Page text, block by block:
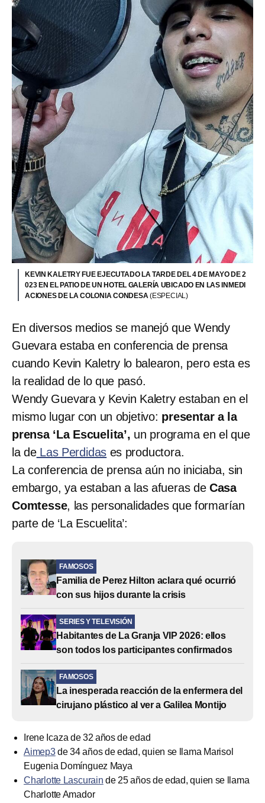
KEVIN KALETRY FUE EJECUTADO LA TARDE DEL 4 DE MAYO DE 2
023 EN EL PATIO DE UN HOTEL GALERÍA UBICADO EN LAS INMEDI
ACIONES DE LA COLONIA CONDESA(ESPECIAL)
En diversos medios se manejó que Wendy
Guevara estaba en conferencia de prensa
cuando Kevin Kaletry lo balearon, pero esta es
la realidad de lo que pasó.
Wendy Guevara y Kevin Kaletry estaban en el
mismo lugar con un objetivo: presentar a la
prensa ‘La Escuelita’, un programa en el que
la deLas Perdidas es productora.
La conferencia de prensa aún no iniciaba, sin
embargo, ya estaban a las afueras de Casa
Comtesse, las personalidades que formarían
parte de ‘La Escuelita’:
FAMOSOS
Familia de Perez Hilton aclara qué ocurrió
con sus hijos durante la crisis
SERIES Y TELEVISIÓN
Habitantes de La Granja VIP 2026: ellos
son todos los participantes confirmados
FAMOSOS
La inesperada reacción de la enfermera del
cirujano plástico al ver a Galilea Montijo
Irene Icaza de 32 años de edad
Aimep3de 34 años de edad, quien se llama Marisol
Eugenia Domínguez Maya
Charlotte Lascurain de 25 años de edad, quien se llama
Charlotte Amador